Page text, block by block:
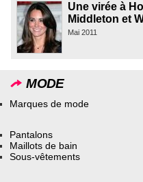
Une virée à
Middleton et
Mai 2011
MODE
Marques de mode
Pantalons
Maillots de bain
Sous-vêtements